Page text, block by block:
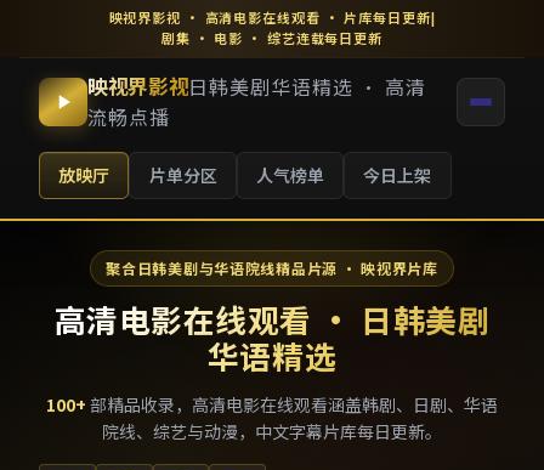
映视界影视 · 高清电影在线观看 · 片库每日更新|
剧集 · 电影 · 综艺连载每日更新
映视界影视日韩美剧华语精选 · 高清
流畅点播
放映厅 片单分区 人气榜单 今日上架
聚合日韩美剧与华语院线精品片源 · 映视界片库
高清电影在线观看 · 日韩美剧
华语精选
100+ 部精品收录， 高清电影在线观看涵盖韩剧、日剧、华语
院线、综艺与动漫，中文字幕片库每日更新。